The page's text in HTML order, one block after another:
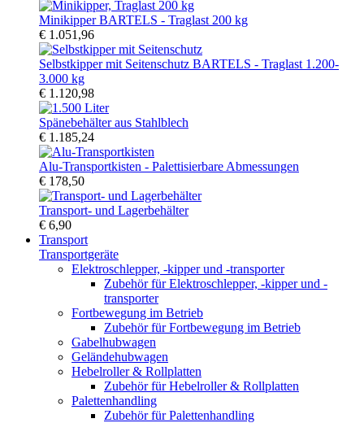
Minikipper BARTELS - Traglast 200 kg
€ 1.051,96
Selbstkipper mit Seitenschutz BARTELS - Traglast 1.200-
3.000 kg
€ 1.120,98
Spänebehälter aus Stahlblech
€ 1.185,24
Alu-Transportkisten - Palettisierbare Abmessungen
€ 178,50
Transport- und Lagerbehälter
€ 6,90
Transport
Transportgeräte
Elektroschlepper, -kipper und -transporter
Zubehör für Elektroschlepper, -kipper und -
transporter
Fortbewegung im Betrieb
Zubehör für Fortbewegung im Betrieb
Gabelhubwagen
Geländehubwagen
Hebelroller & Rollplatten
Zubehör für Hebelroller & Rollplatten
Palettenhandling
Zubehör für Palettenhandling